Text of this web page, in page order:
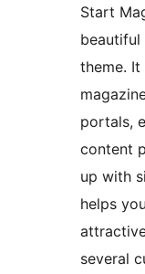
Start
beautiful
theme.
portals,
content
up with
helps
several